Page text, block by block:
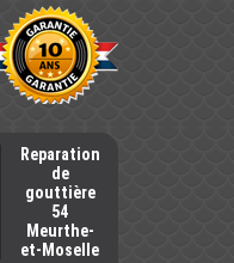
Reparation
de
gouttière
54
Meurthe-
et-Moselle